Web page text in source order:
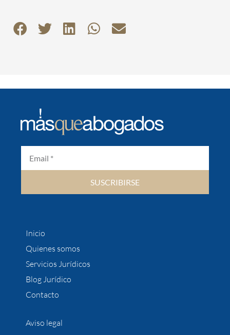
SUSCRIBIRSE
Inicio
Quienes somos
Servicios Jurídicos
Blog Jurídico
Contacto
Aviso legal